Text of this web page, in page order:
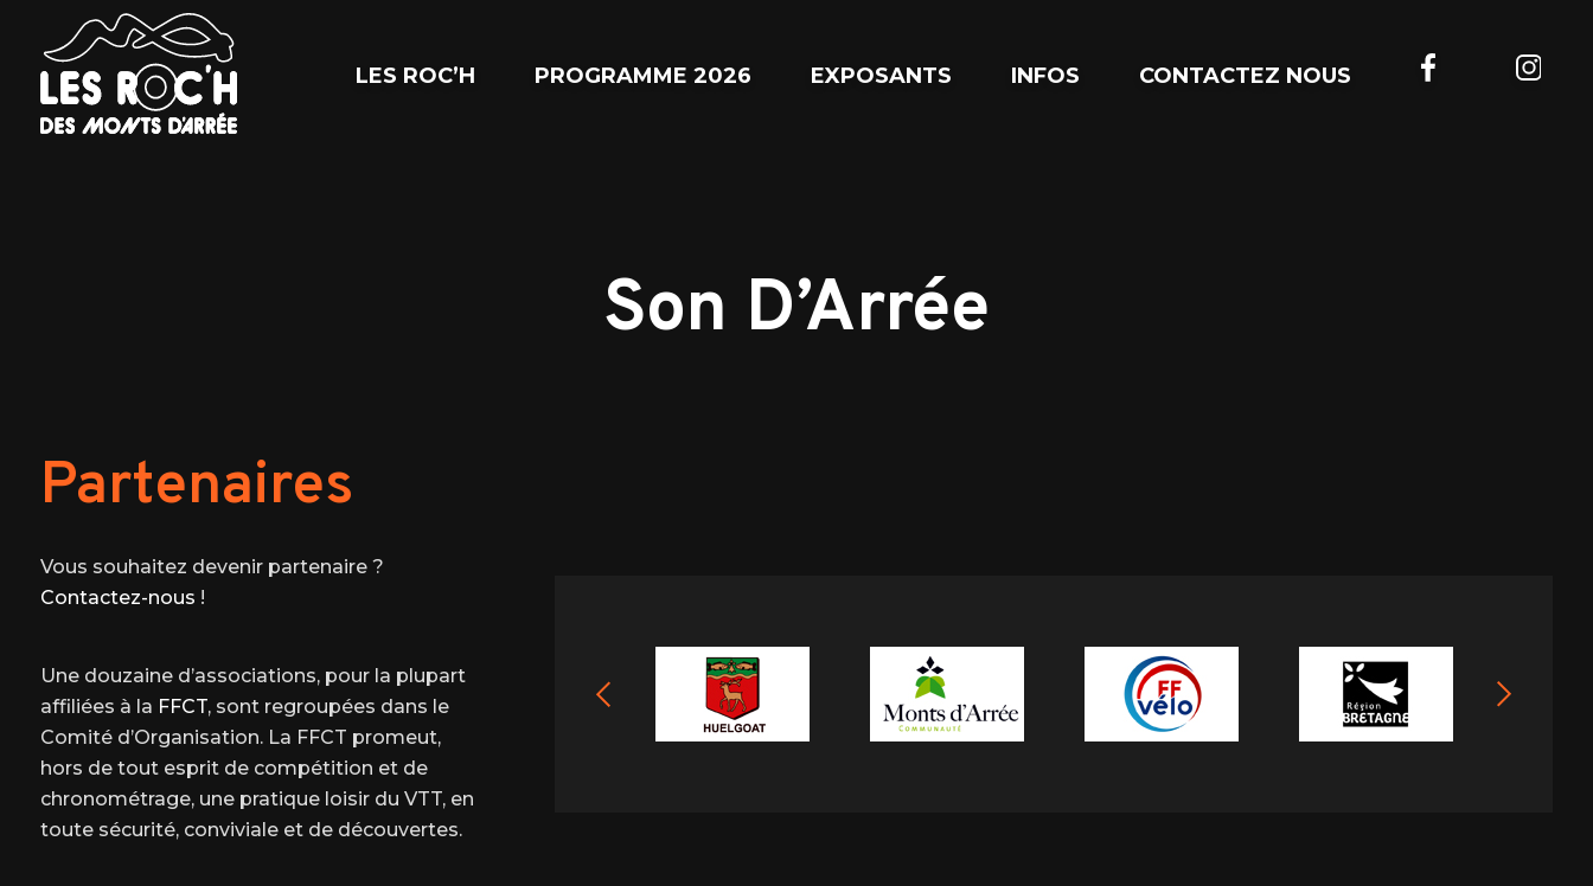
LES ROC’H PROGRAMME 2026 EXPOSANTS INFOS CONTACTEZ NOUS
Son D’Arrée
Partenaires
Vous souhaitez devenir partenaire ?
Contactez-nous !
Une douzaine d’associations, pour la plupart
affiliées à la FFCT, sont regroupées dans le
Comité d’Organisation. La FFCT promeut,
hors de tout esprit de compétition et de
chronométrage, une pratique loisir du VTT, en
toute sécurité, conviviale et de découvertes.